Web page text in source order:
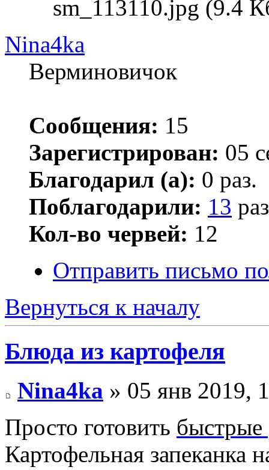
sm_113110.jpg (9.4
Nina4ka
Верминовичок
Сообщения: 15
Зарегистрирован: 05
Благодарил (а): 0 раз.
Поблагодарили: 13
Кол-во червей: 12
Отправить письмо
Вернуться к началу
Блюда из картофеля
Nina4ka » 05 янв 2019,
Просто готовить быстрые
Картофельная запеканка